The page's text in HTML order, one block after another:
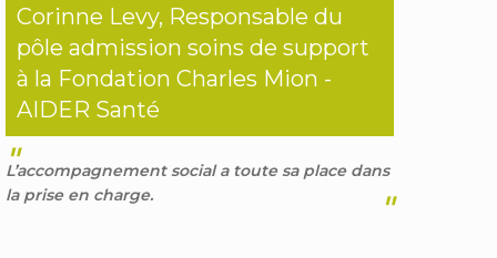
Corinne Levy, Responsable du
pôle admission soins de support
à la Fondation Charles Mion -
AIDER Santé
"
L’accompagnement social a toute sa place dans
la prise en charge.
"